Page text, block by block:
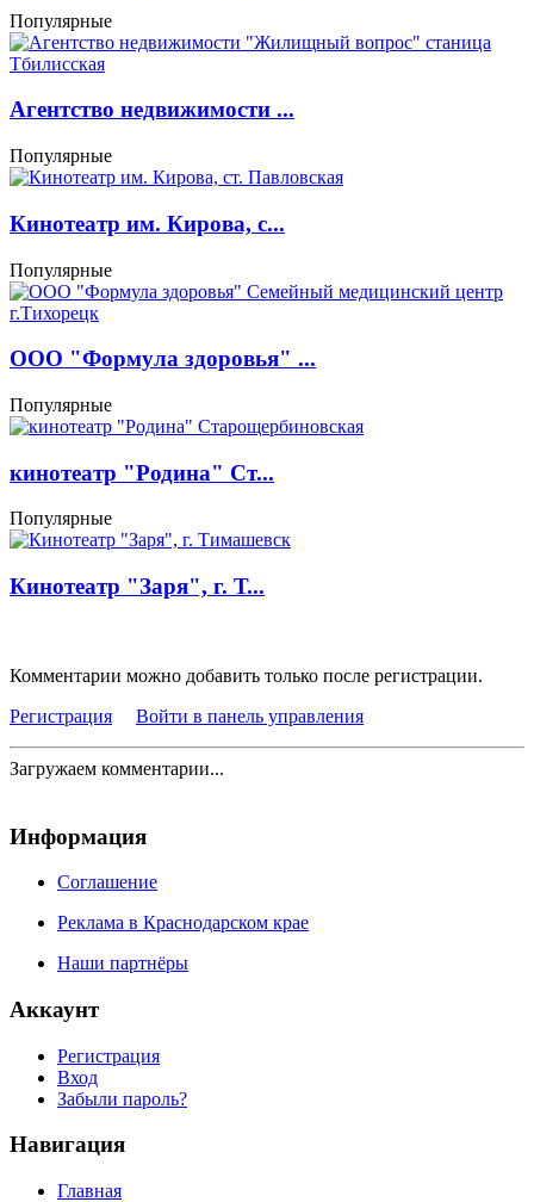
Популярные
Агентство недвижимости ...
Популярные
Кинотеатр им. Кирова, с...
Популярные
ООО "Формула здоровья" ...
Популярные
кинотеатр "Родина" Ст...
Популярные
Кинотеатр "Заря", г. Т...
Комментарии можно добавить только после регистрации.
Регистрация
Войти в панель управления
Загружаем комментарии...
Информация
Соглашение
Реклама в Краснодарском крае
Наши партнёры
Аккаунт
Регистрация
Вход
Забыли пароль?
Навигация
Главная